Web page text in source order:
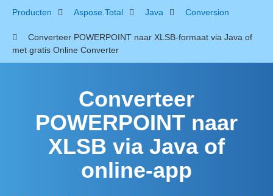
Producten Aspose.Total Java Conversion
Converteer POWERPOINT naar XLSB-formaat via Java of
met gratis Online Converter
Converteer
POWERPOINT naar
XLSB via Java of
online-app